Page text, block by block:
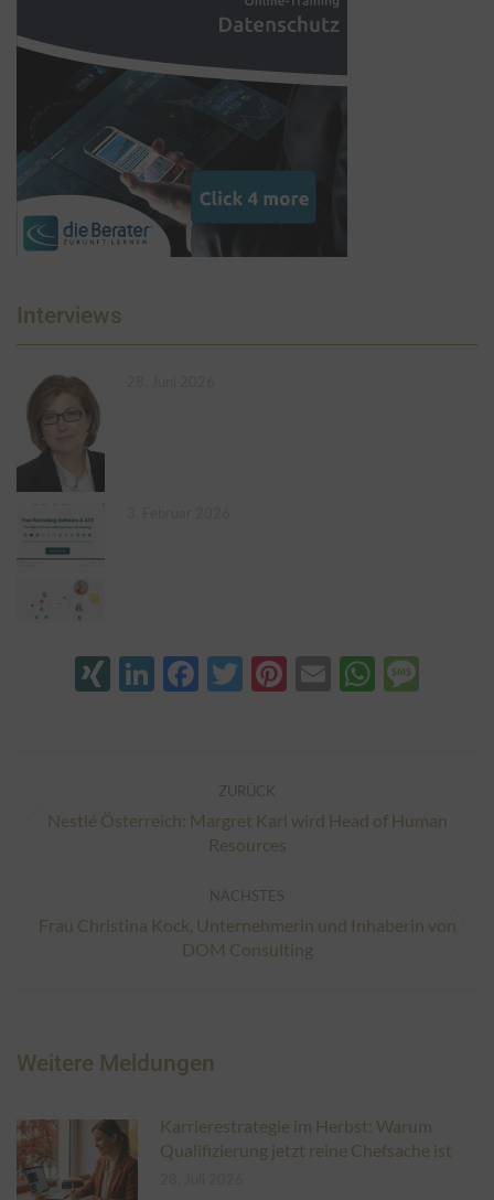
Interviews
XINGLinkedIn
Facebook
Twitter
Pinterest
Email
ZURÜCK
Vorheriger
Beitrag:
Nestlé Österreich: Margret Karl wird Head of Human
Resources
NÄCHSTES
Nächster
Beitrag:
Frau Christina Kock, Unternehmerin und Inhaberin von
DOM Consulting
Weitere Meldungen
Karrierestrategie im Herbst: Warum
Qualifizierung jetzt reine Chefsache ist